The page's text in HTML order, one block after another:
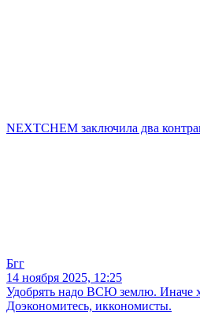
NEXTCHEM заключила два
Бгг
14 ноября 2025, 12:25
Удобрять надо ВСЮ землю. Иначе
Доэкономитесь, иккономисты.